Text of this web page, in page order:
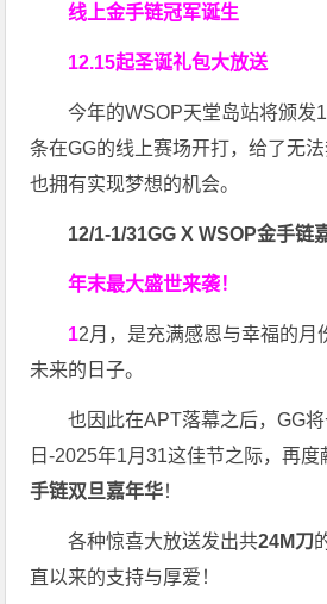
线上金手链冠军诞生
12.15起圣诞礼包大放送
今年的WSOP天堂岛站将颁发
条在GG的线上赛场开打，给了无法
也拥有实现梦想的机会。
12/1-1/31GG X WSOP金手链
年末最大盛世来袭！
12月，是充满感恩与幸福的月
未来的日子。
也因此在APT落幕之后，GG
日-2025年1月31这佳节之际，再度
手链双旦嘉年华！
各种惊喜大放送发出共24M刀
直以来的支持与厚爱！